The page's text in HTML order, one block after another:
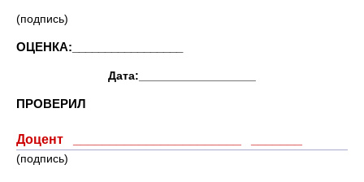
(подпись)
ОЦЕНКА:_________________
Дата:__________________
ПРОВЕРИЛ
Доцент _______________________ _______
(подпись)